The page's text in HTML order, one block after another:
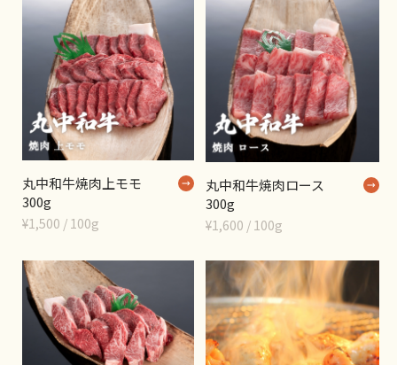
丸中和牛焼肉上モモ
300g
¥1,500 / 100g
丸中和牛焼肉ロース
300g
¥1,600 / 100g